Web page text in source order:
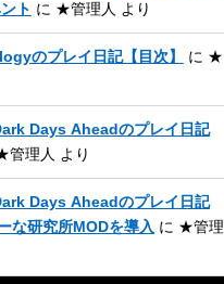
ト に ★管理人 より
のプレイ日記【目次】 に ★
Days Aheadのプレイ日記
管理人 より
Days Aheadのプレイ日記
な研究所MODを導入 に ★管理